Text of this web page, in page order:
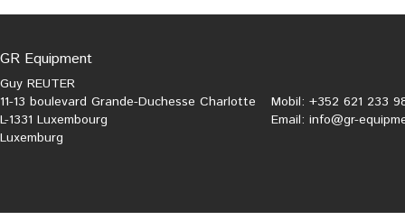
GR Equipment
Guy REUTER
11-13 boulevard Grande-Duchesse Charlotte
L-1331 Luxembourg
Luxemburg
Mobil: +352 621 233
Email: info@gr-